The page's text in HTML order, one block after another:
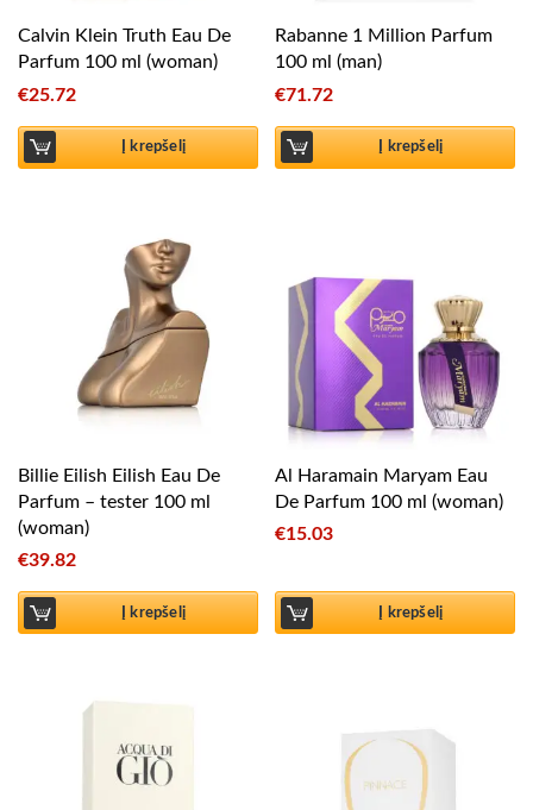
Calvin Klein Truth Eau De
Parfum 100 ml (woman)
€25.72
Į krepšelį
Rabanne 1 Million Parfum
100 ml (man)
€71.72
Į krepšelį
Billie Eilish Eilish Eau De
Parfum – tester 100 ml
(woman)
€39.82
Į krepšelį
Al Haramain Maryam Eau
De Parfum 100 ml (woman)
€15.03
Į krepšelį